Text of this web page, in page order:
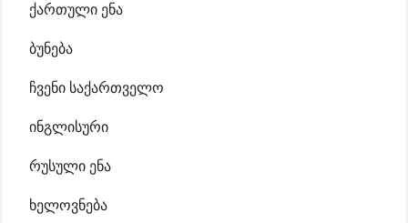
ქართული ენა
ბუნება
ჩვენი საქართველო
ინგლისური
რუსული ენა
ხელოვნება